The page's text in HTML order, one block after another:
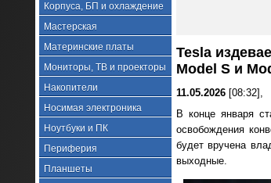
Корпуса, БП и охлаждение
Мастерская
Материнские платы
Мониторы, ТВ и проекторы
Накопители
Носимая электроника
Ноутбуки и ПК
Периферия
Планшеты
Tesla
Model S и
11.05.2026[08:32],
В конце января
освобождения
будет вручена
выходные.